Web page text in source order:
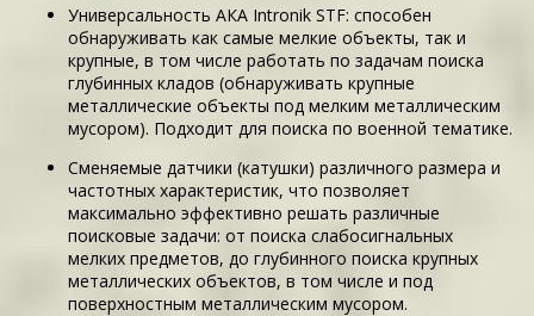
Универсальность АКА Intronik STF: способен
обнаруживать как самые мелкие объекты, так и
крупные, в том числе работать по задачам поиска
глубинных кладов (обнаруживать крупные
металлические объекты под мелким металлическим
мусором). Подходит для поиска по военной тематике.
Сменяемые датчики (катушки) различного размера и
частотных характеристик, что позволяет
максимально эффективно решать различные
поисковые задачи: от поиска слабосигнальных
мелких предметов, до глубинного поиска крупных
металлических объектов, в том числе и под
поверхностным металлическим мусором.